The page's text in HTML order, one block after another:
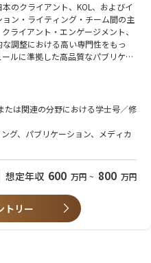
のクライアント、KOL、およびイ
ン・ライティング・チーム間の主
ライアント・エンゲージメント、
調整における高い専門性をもっ
ルに準拠した高品質なパブリケー
のクライアントとの安定した関係
いて合意形成を図る。
オフ: プロジェクト・スコープに
クオフ・ミーティングに貢献し、
のスケジュール、予算、リソー
効率的な成果物提供を確保する。
り多くの案件を獲得できるよう、
著者との主要窓口として、円滑な
プロセスを実現する。
は関連の分野における学士号／修
グ、パブリケーション、メディカ
ネジメント業務の実績
ベル以上の日本語、およびビジネ
や部門などをまたいだ協業経験
想定年収 600 万円 ~ 800 万円
トリー